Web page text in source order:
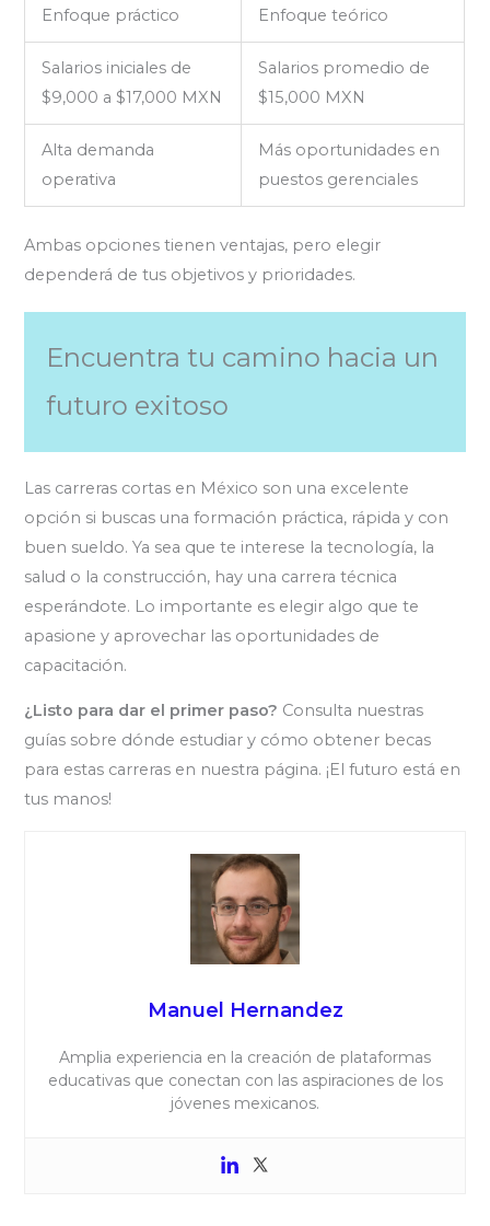
Enfoque práctico Enfoque teórico
Salarios iniciales de
$9,000 a $17,000 MXN
Salarios promedio de
$15,000 MXN
Alta demanda
operativa
Más oportunidades en
puestos gerenciales
Ambas opciones tienen ventajas, pero elegir
dependerá de tus objetivos y prioridades.
Encuentra tu camino hacia un
futuro exitoso
Las carreras cortas en México son una excelente
opción si buscas una formación práctica, rápida y con
buen sueldo. Ya sea que te interese la tecnología, la
salud o la construcción, hay una carrera técnica
esperándote. Lo importante es elegir algo que te
apasione y aprovechar las oportunidades de
capacitación.
¿Listo para dar el primer paso? Consulta nuestras
guías sobre dónde estudiar y cómo obtener becas
para estas carreras en nuestra página. ¡El futuro está en
tus manos!
Manuel Hernandez
Amplia experiencia en la creación de plataformas
educativas que conectan con las aspiraciones de los
jóvenes mexicanos.